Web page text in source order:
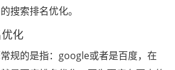
搜索排名优化。
化
的是指：google或者是百度，在